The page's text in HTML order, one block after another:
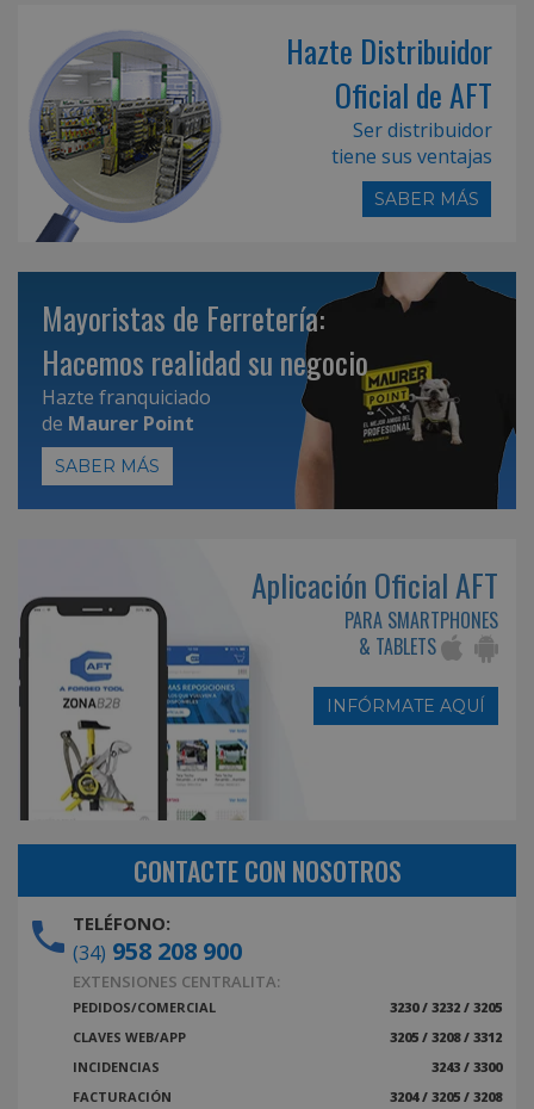
Hazte Distribuidor
Oficial de AFT
Ser distribuidor
tiene sus ventajas
SABER MÁS
Mayoristas de Ferretería:
Hacemos realidad su negocio
Hazte franquiciado
de Maurer Point
SABER MÁS
Aplicación Oficial AFT
PARA SMARTPHONES
& TABLETS
INFÓRMATE AQUÍ
CONTACTE CON NOSOTROS
TELÉFONO:
(34) 958 208 900
EXTENSIONES CENTRALITA:
PEDIDOS/COMERCIAL
3230 / 3232 / 3205
CLAVES WEB/APP
3205 / 3208 / 3312
INCIDENCIAS
3243 / 3300
FACTURACIÓN
3204 / 3205 / 3208